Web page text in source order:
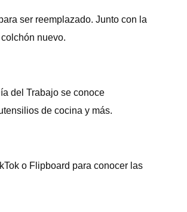
ser reemplazado. Junto con la
nuevo.
del Trabajo se conoce
de cocina y más.
o Flipboard para conocer las